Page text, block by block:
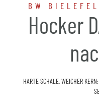
BW
Hocker
HARTE SCHALE, WEICHER